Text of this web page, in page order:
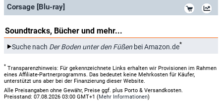
Corsage [Blu-ray]
Soundtracks, Bücher und mehr...
Suche nach Der Boden unter den Füßen bei Amazon.de*
* Transparenzhinweis: Für gekennzeichnete Links erhalten wir Provisionen im Rahmen
eines Affiliate-Partnerprogramms. Das bedeutet keine Mehrkosten für Käufer,
unterstützt uns aber bei der Finanzierung dieser Website.
Alle Preisangaben ohne Gewähr, Preise ggf. plus Porto & Versandkosten.
Preisstand: 07.08.2026 03:00 GMT+1 (Mehr Informationen)